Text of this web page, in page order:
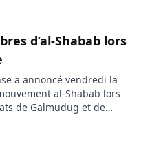
d’al-Shabab lors
a annoncé vendredi la
al-Shabab lors
de Galmudug et de
la Défense a déclaré,
Cheikh Abu Bakr